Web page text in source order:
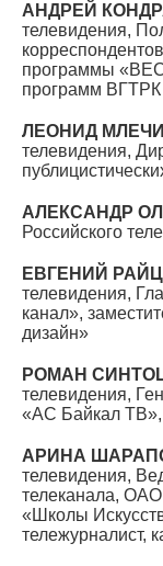
АНДРЕЙ
телевидения,
программы
программ ВГТРК
ЛЕОНИД
телевидения,
АЛЕКСАНДР
Российского
ЕВГЕНИЙ
телевидения,
канал»,
дизайн»
РОМАН
телевидения,
«АС Байкал ТВ»,
АРИНА
телевидения,
телеканала,
«Школы
тележурналист,